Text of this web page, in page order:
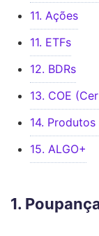
11. Ações
11. ETFs
12. BDRs
13. COE
14.
15. ALGO+
1.